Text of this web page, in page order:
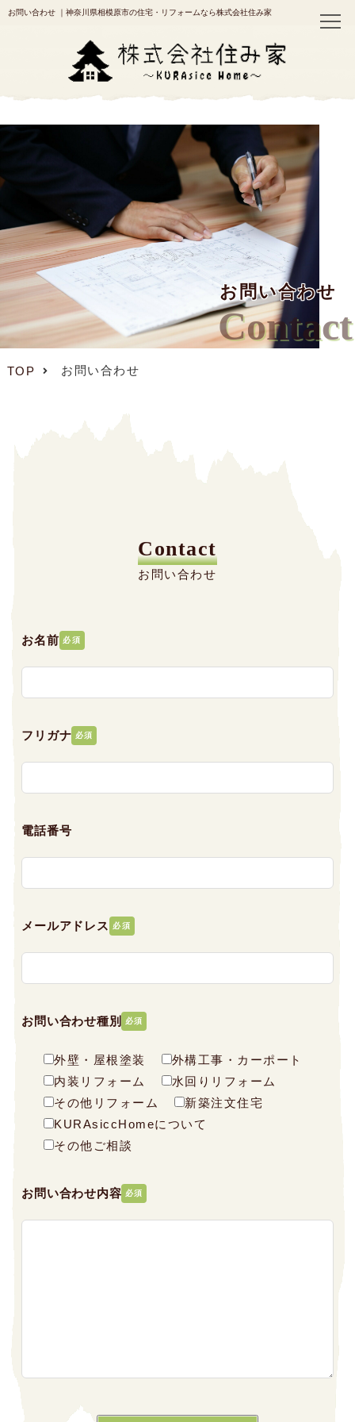
お問い合わせ ｜神奈川県相模原市の住宅・リフォームなら株式会社住み家
お問い合わせ
Contact
TOP お問い合わせ
Contact
お問い合わせ
お名前 必須
フリガナ 必須
電話番号
メールアドレス 必須
お問い合わせ種別 必須
外壁・屋根塗装
外構工事・カーポート
内装リフォーム
水回りリフォーム
その他リフォーム
新築注文住宅
KURAsiccHomeについて
その他ご相談
お問い合わせ内容 必須